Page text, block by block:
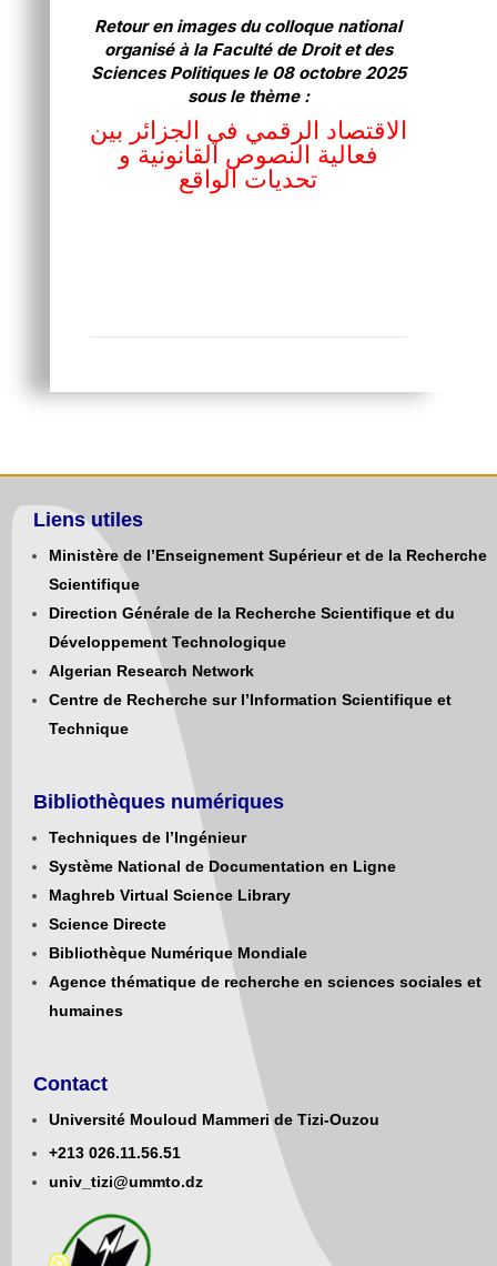
Retour en images du colloque national
organisé à la Faculté de Droit et des
Sciences Politiques le 08 octobre 2025
sous le thème :
الاقتصاد الرقمي في الجزائر بين
فعالية النصوص القانونية و
تحديات الواقع
Liens utiles
Ministère de l’Enseignement Supérieur et de la Recherche
Scientifique
Direction Générale de la Recherche Scientifique et du
Développement Technologique
Algerian Research Network
Centre de Recherche sur l’Information Scientifique et
Technique
Bibliothèques numériques
Techniques de l’Ingénieur
Système National de Documentation en Ligne
Maghreb Virtual Science Library
Science Directe
Bibliothèque Numérique Mondiale
Agence thématique de recherche en sciences sociales et
humaines
Contact
Université Mouloud Mammeri de Tizi-Ouzou
+213 026.11.56.51
univ_tizi@ummto.dz